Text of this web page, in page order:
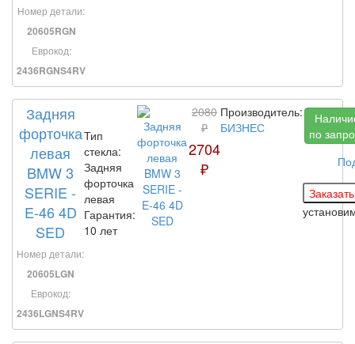
Номер детали:
20605RGN
Еврокод:
2436RGNS4RV
Задняя
форточка
левая
BMW 3
SERIE -
E-46 4D
SED
Номер детали:
20605LGN
Еврокод:
2436LGNS4RV
Тип
стекла:
Задняя
форточка
левая
Гарантия:
10 лет
2080
₽
2704
₽
Производитель:
БИЗНЕС
по